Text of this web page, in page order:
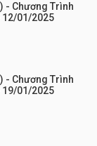
- Chương Trình
12/01/2025
- Chương Trình
19/01/2025